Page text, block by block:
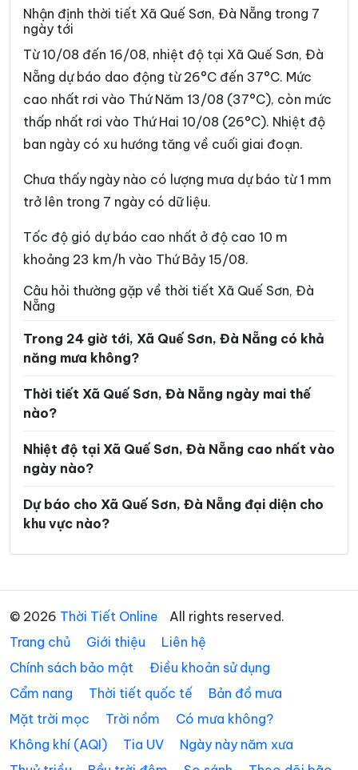
Xã Chiên Đàn Xã Đắc Pring
Xã Đại Lộc
Xã Đồng Dương Xã Đông Giang
Xã Đức Phú Xã Duy Nghĩa
Xã Duy Xuyên Xã Gò Nổi
Xã Hòa Tiến Xã Hòa Vang
Xã La Dêê Xã La Êê
Xã Lãnh Ngọc Xã Nam Giang
Xã Nam Phước Xã Nam Trà My
Xã Nông Sơn
Xã Phước Hiệp
Xã Phước Thành Xã Phước Trà
Xã Quế Phước
Xã Sơn Cẩm Hà Xã Sông Kôn
Xã Thăng An Xã Thăng Điền
Xã Thăng Phú Xã Thăng Trường
Xã Thạnh Mỹ Xã Thu Bồn
Xã Thượng Đức
Nhận định thời tiết Xã Quế Sơn, Đà Nẵng trong 7
ngày tới
Từ 10/08 đến 16/08, nhiệt độ tại Xã Quế Sơn, Đà
Nẵng dự báo dao động từ 26°C đến 37°C. Mức
cao nhất rơi vào Thứ Năm 13/08 (37°C), còn mức
thấp nhất rơi vào Thứ Hai 10/08 (26°C). Nhiệt độ
ban ngày có xu hướng tăng về cuối giai đoạn.
Chưa thấy ngày nào có lượng mưa dự báo từ 1 mm
trở lên trong 7 ngày có dữ liệu.
Tốc độ gió dự báo cao nhất ở độ cao 10 m
khoảng 23 km/h vào Thứ Bảy 15/08.
Câu hỏi thường gặp về thời tiết Xã Quế Sơn, Đà
Nẵng
Trong 24 giờ tới, Xã Quế Sơn, Đà Nẵng có khả
năng mưa không?
Thời tiết Xã Quế Sơn, Đà Nẵng ngày mai thế
nào?
Nhiệt độ tại Xã Quế Sơn, Đà Nẵng cao nhất vào
ngày nào?
Dự báo cho Xã Quế Sơn, Đà Nẵng đại diện cho
khu vực nào?
© 2026 Thời Tiết Online
All rights reserved.
Trang chủ
Giới thiệu
Liên hệ
Chính sách bảo mật
Điều khoản sử dụng
Cẩm nang
Thời tiết quốc tế
Bản đồ mưa
Mặt trời mọc
Trời nồm
Có mưa không?
Không khí (AQI)
Tia UV
Ngày này năm xưa